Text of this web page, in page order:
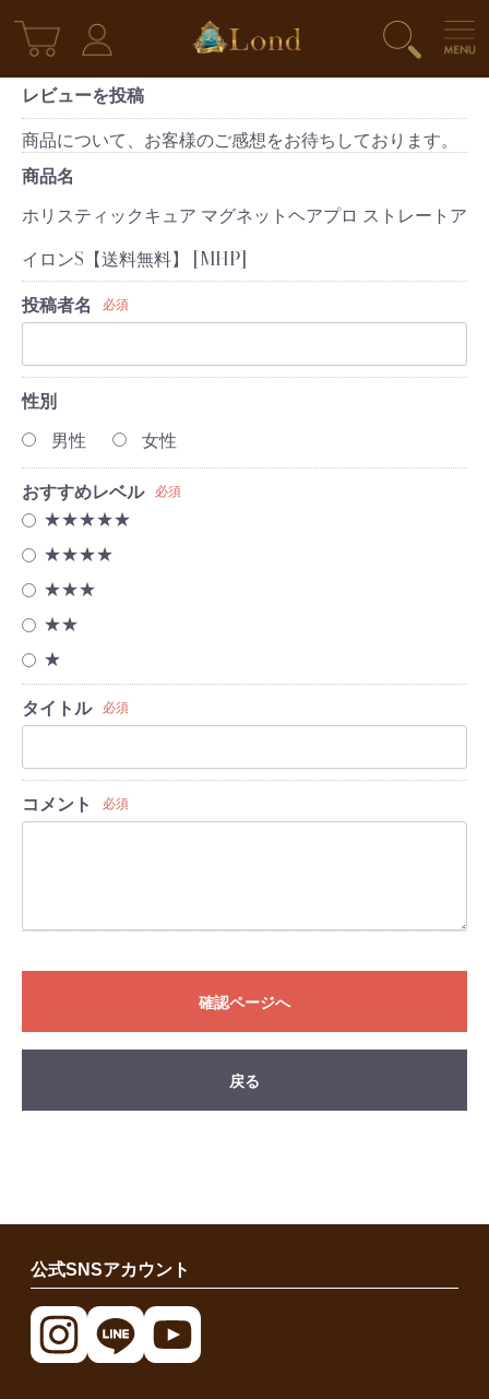
レビューを投稿
商品について、お客様のご感想をお待ちしております。
商品名
ホリスティックキュア マグネットヘアプロ ストレートア
イロンS【送料無料】 [MHP]
投稿者名
必須
性別
男性
女性
おすすめレベル 必須
★★★★★
★★★★
★★★
★★
★
タイトル 必須
コメント 必須
確認ページへ
戻る
公式SNSアカウント